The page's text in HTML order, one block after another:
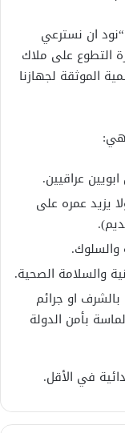
“نود ان نسترعي
التطوع على ملاك
الموثقة لجهازنا
عراقيين.
عن (18) سنة ولا يزيد عمره على
والسلامة الصحية.
او جرائم
بأمن الدولة